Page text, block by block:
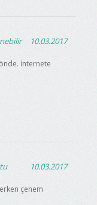
10.03.2017
İnternete
10.03.2017
çenem